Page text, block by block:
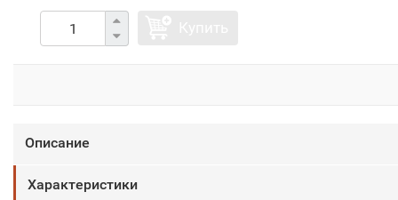
Описание
Характеристики